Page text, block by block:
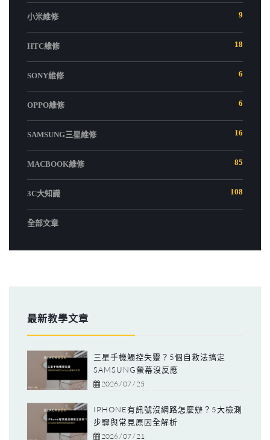
小米維修 9
HTC維修 18
SONY維修 6
OPPO維修 6
SAMSUNG三星維修 16
MACBOOK維修 85
3C大知識 108
全部文章
最新教學文章
三星手機觸控失靈？5個自救法搞定
SAMSUNG螢幕沒反應
2026 / 07 / 25
IPHONE有訊號沒網路怎麼辦？5大檢測
步驟與常見原因全解析
2026 / 07 / 21